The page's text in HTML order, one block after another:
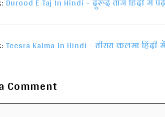
Teesra Kalma In Hindi - तीसरा कलमा हिंदी
Comment